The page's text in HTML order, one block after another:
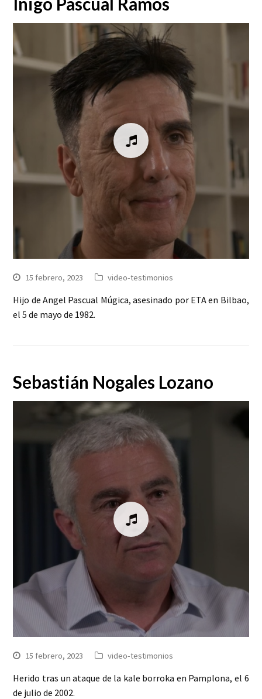
15 febrero, 2023 video-testimonios
Hijo de Angel Pascual Múgica, asesinado por ETA en Bilbao,
el 5 de mayo de 1982.
Sebastián Nogales Lozano
15 febrero, 2023 video-testimonios
Herido tras un ataque de la kale borroka en Pamplona, el 6
de julio de 2002.